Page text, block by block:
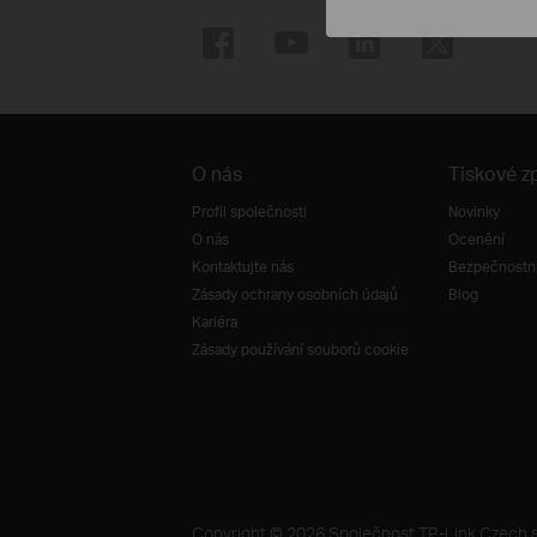
O nás
Profil společnosti
O nás
Kontaktujte nás
Zásady ochrany osobních údajů
Kariéra
Zásady používání souborů cookie
Tiskové
Novinky
Ocenění
Blog
Copyright © 2026 Společnost TP-Link Czech